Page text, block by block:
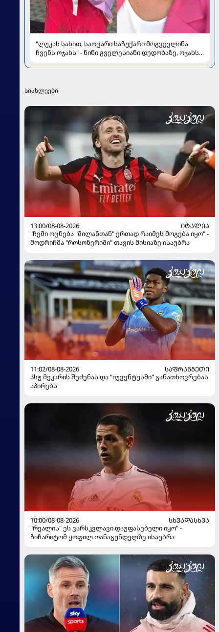
"ლუკას სახით, საოცარი საჩუქარი მოგვევლინა
ჩვენს ოჯახს" - ნინი გველესიანი დედობაზე, ოჯახსა
სიახლეები
13:00/08-08-2026
ᲘᲢᲐᲚᲘᲐ
"ჩემი ოცნება "მილანთან" ერთად რაიმეს მოგება იყო" -
მოდრიჩმა "როსონერიში" თავის მისიაზე ისაუბრა
11:02/08-08-2026
ᲡᲐᲤᲠᲐᲜᲒᲔᲗᲘ
პსჟ მეკარის შეძენას და "იუვენტუსში" განათხოვრებას
აპირებს
10:00/08-08-2026
ᲡᲮᲕᲐᲓᲐᲡᲮᲕᲐ
"რეალის" ეს ვარსკვლავი დაუფასებელი იყო" -
ჩიჩარიტომ ყოფილ თანაგუნდელზე ისაუბრა